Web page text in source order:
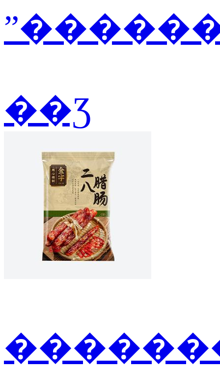
��Ʒ